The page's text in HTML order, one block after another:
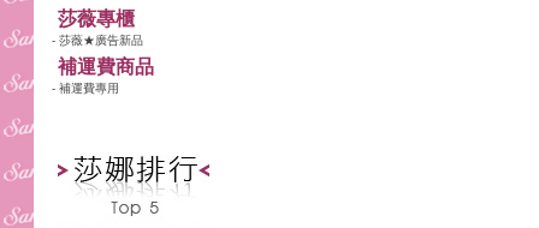
莎薇專櫃
- 莎薇★廣告新品
補運費商品
- 補運費專用